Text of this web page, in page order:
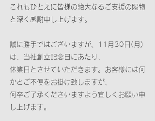
これもひとえに皆様の絶大なるご支援の賜物
と深く感謝申し上げます。
誠に勝手ではございますが、11月30日(月)
は、当社創立記念日にあたり、
休業日とさせていただきます。お客様には何
かとご不便をお掛け致しますが、
何卒ご了承くださいますよう宜しくお願い申
し上げます。